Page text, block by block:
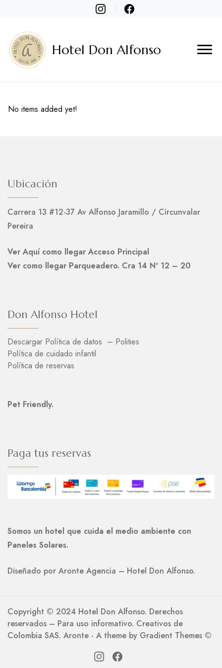
Hotel Don Alfonso
No items added yet!
Ubicación
Carrera 13 #12-37 Av Alfonso Jaramillo / Circunvalar
Pereira
Ver Aquí como llegar Acceso Principal
Ver como llegar Parqueadero. Cra 14 Nº 12 – 20
Don Alfonso Hotel
Descargar Política de datos – Polities
Política de cuidado infantil
Política de reservas
Pet Friendly.
Paga tus reservas
Somos un hotel que cuida el medio ambiente con
Paneles Solares.
Diseñado por Aronte Agencia – Hotel Don Alfonso.
Copyright ©️ 2024 Hotel Don Alfonso. Derechos
reservados – Para uso informativo. Creativos de
Colombia SAS. Aronte - A theme by Gradient Themes ©